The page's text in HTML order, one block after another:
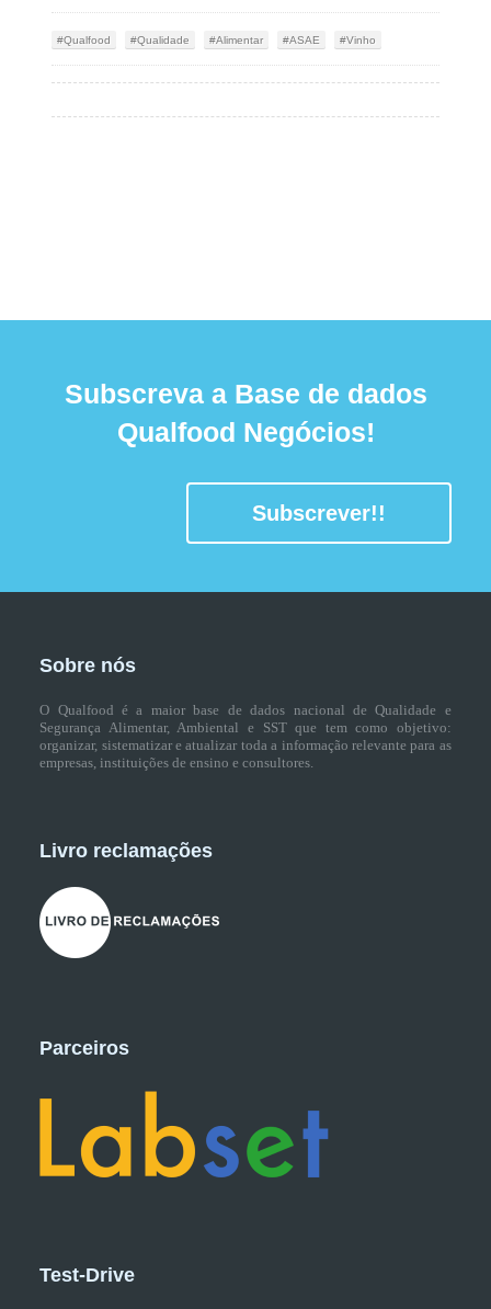
Qualfood Qualidade Alimentar ASAE Vinho
Subscreva a Base de dados
Qualfood Negócios!
Subscrever!!
Sobre nós
O Qualfood é a maior base de dados nacional de Qualidade e
Segurança Alimentar, Ambiental e SST que tem como objetivo:
organizar, sistematizar e atualizar toda a informação relevante para as
empresas, instituições de ensino e consultores.
Livro reclamações
Parceiros
Test-Drive